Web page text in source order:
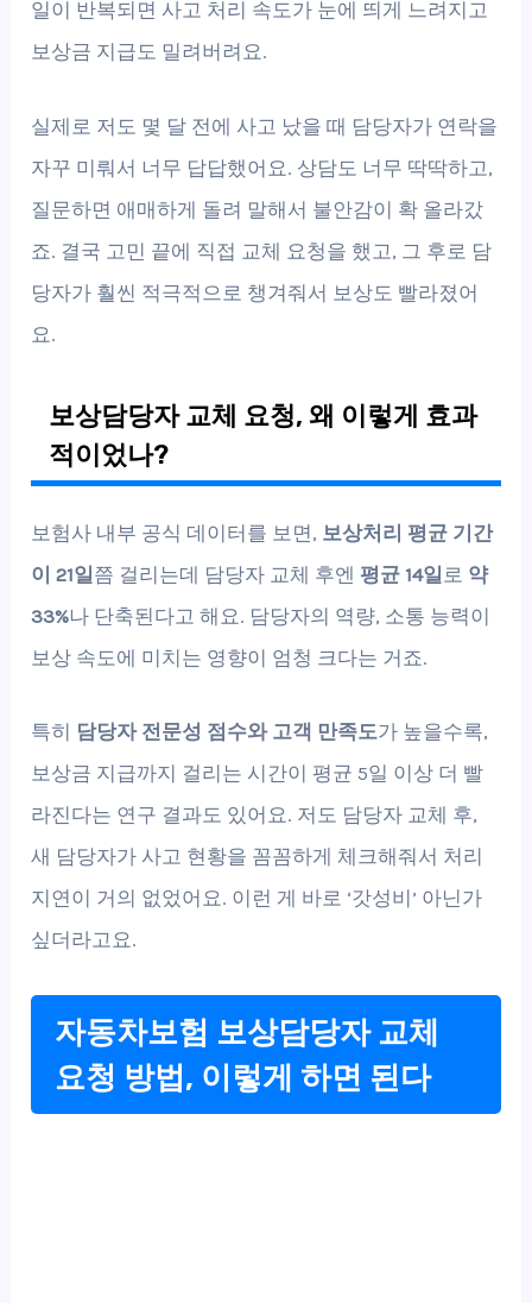
일이 반복되면 사고 처리 속도가 눈에 띄게 느려지고
보상금 지급도 밀려버려요.
실제로 저도 몇 달 전에 사고 났을 때 담당자가 연락을
자꾸 미뤄서 너무 답답했어요. 상담도 너무 딱딱하고,
질문하면 애매하게 돌려 말해서 불안감이 확 올라갔
죠. 결국 고민 끝에 직접 교체 요청을 했고, 그 후로 담
당자가 훨씬 적극적으로 챙겨줘서 보상도 빨라졌어
요.
보상담당자 교체 요청, 왜 이렇게 효과
적이었나?
보험사 내부 공식 데이터를 보면, 보상처리 평균 기간
이 21일쯤 걸리는데 담당자 교체 후엔 평균 14일 로 약
33%나 단축된다고 해요. 담당자의 역량, 소통 능력이
보상 속도에 미치는 영향이 엄청 크다는 거죠.
특히 담당자 전문성 점수와 고객 만족도가 높을수록,
보상금 지급까지 걸리는 시간이 평균 5일 이상 더 빨
라진다는 연구 결과도 있어요. 저도 담당자 교체 후,
새 담당자가 사고 현황을 꼼꼼하게 체크해줘서 처리
지연이 거의 없었어요. 이런 게 바로 ‘갓성비’ 아닌가
싶더라고요.
자동차보험 보상담당자 교체
요청 방법, 이렇게 하면 된다